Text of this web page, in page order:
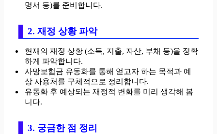
명서 등)를 준비합니다.
2. 재정 상황 파악
현재의 재정 상황 (소득, 지출, 자산, 부채 등)을 정확
하게 파악합니다.
사망보험금 유동화를 통해 얻고자 하는 목적과 예
상 사용처를 구체적으로 정리합니다.
유동화 후 예상되는 재정적 변화를 미리 생각해 봅
니다.
3. 궁금한 점 정리